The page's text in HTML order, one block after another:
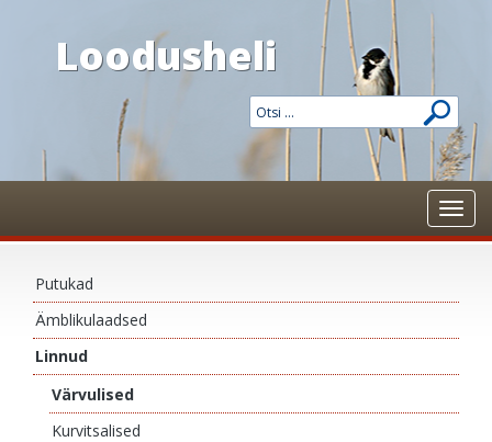
Loodusheli
Putukad
Ämblikulaadsed
Linnud
Värvulised
Kurvitsalised